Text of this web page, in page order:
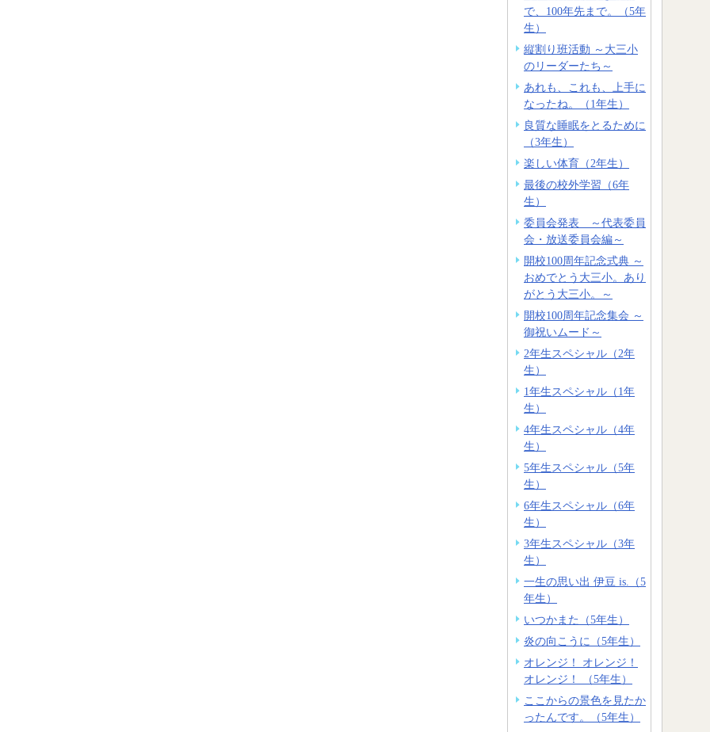
で、100年先まで。（5年
生）
縦割り班活動 ～大三小
のリーダーたち～
あれも、これも、上手に
なったね。（1年生）
良質な睡眠をとるために
（3年生）
楽しい体育（2年生）
最後の校外学習（6年
生）
委員会発表 ～代表委員
会・放送委員会編～
開校100周年記念式典 ～
おめでとう大三小。あり
がとう大三小。～
開校100周年記念集会 ～
御祝いムード～
2年生スペシャル（2年
生）
1年生スペシャル（1年
生）
4年生スペシャル（4年
生）
5年生スペシャル（5年
生）
6年生スペシャル（6年
生）
3年生スペシャル（3年
生）
一生の思い出 伊豆 is.（5
年生）
いつかまた（5年生）
炎の向こうに（5年生）
オレンジ！ オレンジ！
オレンジ！ （5年生）
ここからの景色を見たか
ったんです。（5年生）